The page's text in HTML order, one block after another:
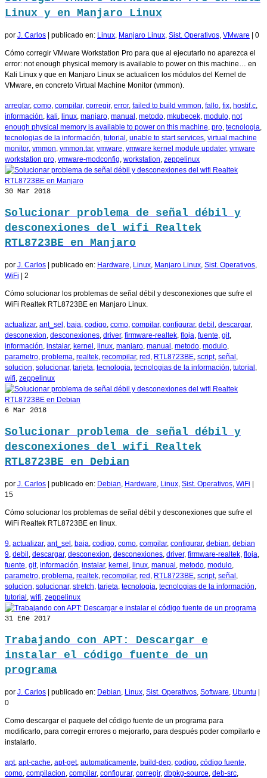
Linux y en Manjaro Linux
por J. Carlos publicado en: Linux, Manjaro Linux, Sist. Operativos, VMware 0
Cómo corregir VMware Workstation Pro para que al ejecutarlo no aparezca el
error: not enough physical memory is available to power on this machine… en
Kali Linux y que en Manjaro Linux se actualicen los módulos del Kernel de
VMware, en concreto Virtual Machine Monitor (vmmon).
arreglar, como, compilar, corregir, error, failed to build vmmon, fallo, fix, hostif.c,
información, kali, linux, manjaro, manual , metodo, mkubecek, modulo, not
enough physical memory is available to power on this machine, pro, tecnologia,
tecnologias de la información, tutorial , unable to start services, virtual machine
monitor, vmmon, vmmon.tar, vmware, vmware kernel module updater, vmware
workstation pro, vmware-modconfig, workstation, zeppelinux
30 Mar 2018
Solucionar problema de señal débil y
desconexiones del wifi Realtek
RTL8723BE en Manjaro
por J. Carlos | publicado en: Hardware Linux Manjaro Linux Sist. Operativos
WiFi | 2
Cómo solucionar los problemas de señal débil y desconexiones que sufre el
WiFi Realtek RTL8723BE en Manjaro Linux.
actualizar, ant_sel baja codigo como compilar, configurar, debil descargar,
desconexion desconexiones driver, firmware-realtek floja fuente git,
información instalar, kernel linux manjaro manual metodo modulo
parametro problema realtek recompilar, red RTL8723BE script, señal
solucion solucionar, tarjeta tecnologia tecnologias de la información tutorial
wifi zeppelinux
6 Mar 2018
Solucionar problema de señal débil y
desconexiones del wifi Realtek
RTL8723BE en Debian
por J. Carlos | publicado en: Debian Hardware Linux Sist. Operativos WiFi |
15
Cómo solucionar los problemas de señal débil y desconexiones que sufre el
WiFi Realtek RTL8723BE en linux.
9 actualizar, ant_sel baja codigo como compilar, configurar, debian debian
9 debil descargar, desconexion desconexiones driver, firmware-realtek floja
fuente git, información instalar, kernel linux manual metodo modulo
parametro problema realtek recompilar, red RTL8723BE script, señal
solucion solucionar, stretch tarjeta tecnologia tecnologias de la información
tutorial wifi zeppelinux
31 Ene 2017
Trabajando con APT: Descargar e
instalar el código fuente de un
programa
por J. Carlos | publicado en: Debian Linux Sist. Operativos Software Ubuntu |
0
Como descargar el paquete del código fuente de un programa para
modificarlo, para corregir errores o mejorarlo, para después poder compilarlo e
instalarlo.
apt, apt-cache apt-get, automaticamente build-dep codigo código fuente
como compilacion compilar, configurar, corregir, dbpkg-source deb-src